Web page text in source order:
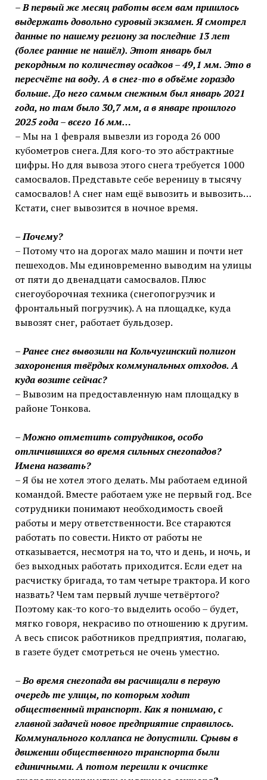
– В первый же месяц работы всем вам пришлось
выдержать довольно суровый экзамен. Я смотрел
данные по нашему региону за последние 13 лет
(более ранние не нашёл). Этот январь был
рекордным по количеству осадков – 49,1 мм. Это в
пересчёте на воду. А в снег-то в объёме гораздо
больше. До него самым снежным был январь 2021
года, но там было 30,7 мм, а в январе прошлого
2025 года – всего 16 мм…
– Мы на 1 февраля вывезли из города 26 000
кубометров снега. Для кого-то это абстрактные
цифры. Но для вывоза этого снега требуется 1000
самосвалов. Представьте себе вереницу в тысячу
самосвалов! А снег нам ещё вывозить и вывозить…
Кстати, снег вывозится в ночное время.
– Почему?
– Потому что на дорогах мало машин и почти нет
пешеходов. Мы единовременно выводим на улицы
от пяти до двенадцати самосвалов. Плюс
снегоуборочная техника (снегопогрузчик и
фронтальный погрузчик). А на площадке, куда
вывозят снег, работает бульдозер.
– Ранее снег вывозили на Кольчугинский полигон
захоронения твёрдых коммунальных отходов. А
куда возите сейчас?
– Вывозим на предоставленную нам площадку в
районе Тонкова.
– Можно отметить сотрудников, особо
отличившихся во время сильных снегопадов?
Имена назвать?
– Я бы не хотел этого делать. Мы работаем единой
командой. Вместе работаем уже не первый год. Все
сотрудники понимают необходимость своей
работы и меру ответственности. Все стараются
работать по совести. Никто от работы не
отказывается, несмотря на то, что и день, и ночь, и
без выходных работать приходится. Если едет на
расчистку бригада, то там четыре трактора. И кого
назвать? Чем там первый лучше четвёртого?
Поэтому как-то кого-то выделить особо – будет,
мягко говоря, некрасиво по отношению к другим.
А весь список работников предприятия, полагаю,
в газете будет смотреться не очень уместно.
– Во время снегопада вы расчищали в первую
очередь те улицы, по которым ходит
общественный транспорт. Как я понимаю, с
главной задачей новое предприятие справилось.
Коммунального коллапса не допустили. Срывы в
движении общественного транспорта были
единичными. А потом перешли к очистке